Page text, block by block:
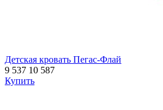
Детская кровать Пегас-Флай
9 537 10 587
Купить